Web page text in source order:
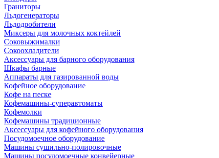
Граниторы
Льдогенераторы
Льдодробители
Миксеры для молочных коктейлей
Соковыжималки
Сокоохладители
Аксессуары для барного оборудования
Шкафы барные
Аппараты для газированной воды
Кофейное оборудование
Кофе на песке
Кофемашины-суперавтоматы
Кофемолки
Кофемашины традиционные
Аксессуары для кофейного оборудования
Посудомоечное оборудование
Машины сушильно-полировочные
Машины посудомоечные конвейерные